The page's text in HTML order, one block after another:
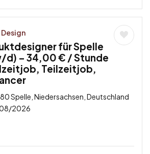
für Spelle
d) – 34,00 € / Stunde
Teilzeitjob,
Spelle, Niedersachsen, Deutschland
2026